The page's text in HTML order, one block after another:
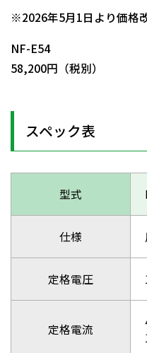
※2026年5月1日より価格
NF-E54
58,200円（税別）
スペック表
型式
仕様
定格電圧
定格電流